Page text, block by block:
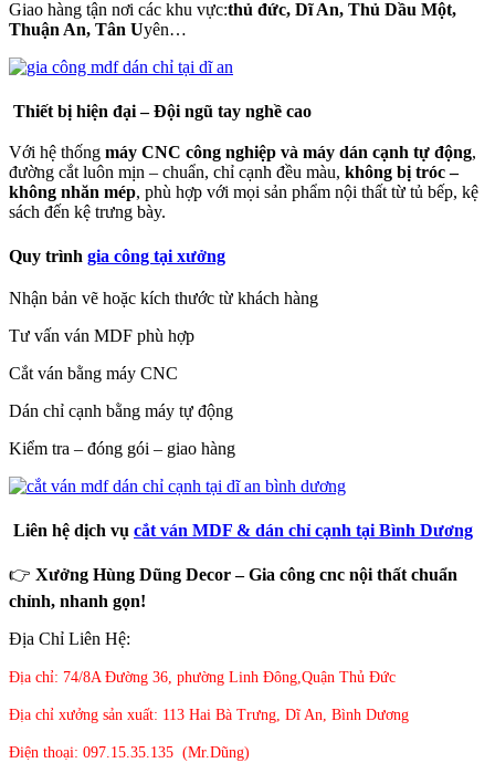
Giao hàng tận nơi các khu vực:thủ đức, Dĩ An, Thủ Dầu Một,
Thuận An, Tân Uyên…
Thiết bị hiện đại – Đội ngũ tay nghề cao
Với hệ thống máy CNC công nghiệp và máy dán cạnh tự động,
đường cắt luôn mịn – chuẩn, chỉ cạnh đều màu, không bị tróc –
không nhăn mép, phù hợp với mọi sản phẩm nội thất từ tủ bếp, kệ
sách đến kệ trưng bày.
Quy trình gia công tại xưởng
Nhận bản vẽ hoặc kích thước từ khách hàng
Tư vấn ván MDF phù hợp
Cắt ván bằng máy CNC
Dán chỉ cạnh bằng máy tự động
Kiểm tra – đóng gói – giao hàng
Liên hệ dịch vụ cắt ván MDF & dán chỉ cạnh tại Bình Dương
👉 Xưởng Hùng Dũng Decor – Gia công cnc nội thất chuẩn
chỉnh, nhanh gọn!
Địa Chỉ Liên Hệ:
Địa chỉ: 74/8A Đường 36, phường Linh Đông,Quận Thủ Đức
Địa chỉ xưởng sản xuất: 113 Hai Bà Trưng, Dĩ An, Bình Dương
Điện thoại: 097.15.35.135 (Mr.Dũng)